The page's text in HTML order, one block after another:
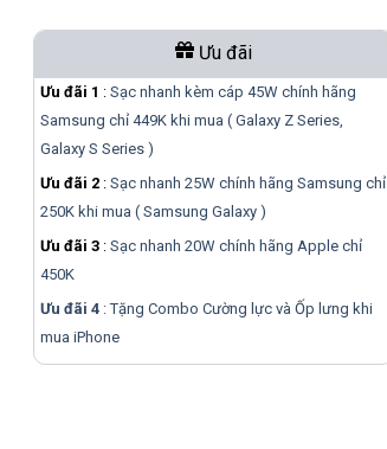
Ưu đãi
Ưu đãi 1 : Sạc nhanh kèm cáp 45W chính hãng
Samsung chỉ 449K khi mua ( Galaxy Z Series,
Galaxy S Series )
Ưu đãi 2: Sạc nhanh 25W chính hãng Samsung chỉ
250K khi mua ( Samsung Galaxy )
Ưu đãi 3: Sạc nhanh 20W chính hãng Apple chỉ
450K
Ưu đãi 4: Tặng Combo Cường lực và Ốp lưng khi
mua iPhone